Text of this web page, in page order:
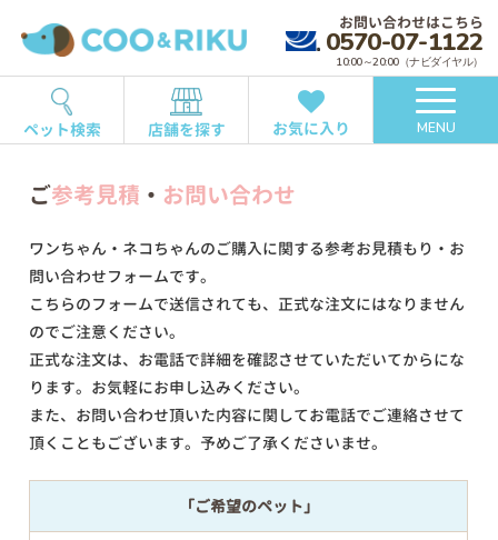
お問い合わせはこちら
0570-07-1122
10:00～20:00（ナビダイヤル）
ペット検索 店舗を探す お気に入り MENU
ご参考見積 ・ お問い合わせ
ワンちゃん・ネコちゃんのご購入に関する参考お見積もり・お
問い合わせフォームです。
こちらのフォームで送信されても、正式な注文にはなりません
のでご注意ください。
正式な注文は、お電話で詳細を確認させていただいてからにな
ります。お気軽にお申し込みください。
また、お問い合わせ頂いた内容に関してお電話でご連絡させて
頂くこともございます。予めご了承くださいませ。
「ご希望のペット」